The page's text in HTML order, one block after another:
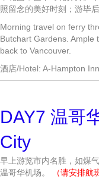
照留念的美好时刻；游毕
Morning travel on ferry
Butchart Gardens.
back to Vancouver.
酒店/Hotel: A-Hampton
DAY7 温哥
City
早上游览市内名胜，如煤
温哥华机场。
（请安排航